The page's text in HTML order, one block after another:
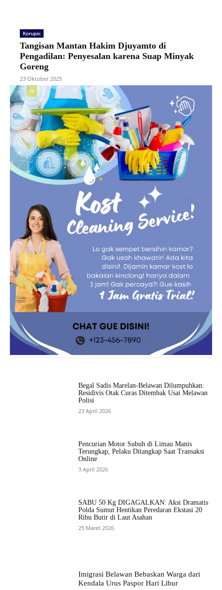
Korupsi
Tangisan Mantan Hakim Djuyamto di
Pengadilan: Penyesalan karena Suap Minyak
Goreng
23 Oktober 2025
Begal Sadis Marelan-Belawan Dilumpuhkan:
Residivis Otak Curas Ditembak Usai Melawan
Polisi
23 April 2026
Pencurian Motor Subuh di Limau Manis
Terungkap, Pelaku Ditangkap Saat Transaksi
Online
3 April 2026
SABU 50 Kg DIGAGALKAN: Aksi Dramatis
Polda Sumut Hentikan Peredaran Ekstasi 20
Ribu Butir di Laut Asahan
25 Maret 2026
Imigrasi Belawan Bebaskan Warga dari
Kendala Urus Paspor Hari Libur